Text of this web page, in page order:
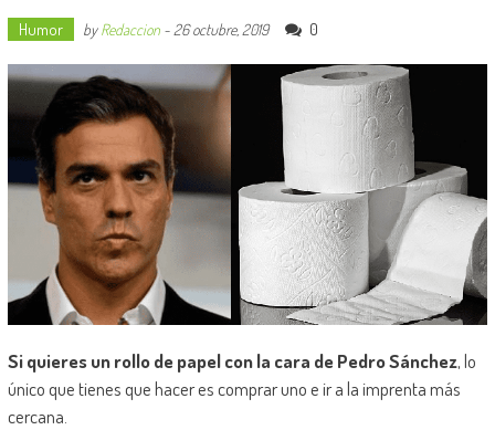
Humor byRedaccion- 26 octubre, 2019 0
Si quieres un rollo de papel con la cara de Pedro Sánchez, lo
único que tienes que hacer es comprar uno e ir a la imprenta más
cercana.